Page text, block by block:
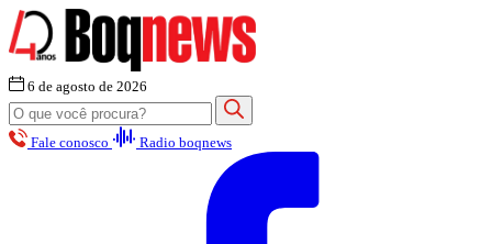
6 de agosto de 2026
Fale conosco Radio boqnews